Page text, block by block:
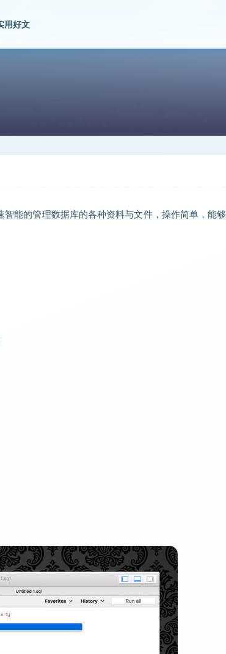
用好文
能的管理数据库的各种资料与文件，操作简单，能够